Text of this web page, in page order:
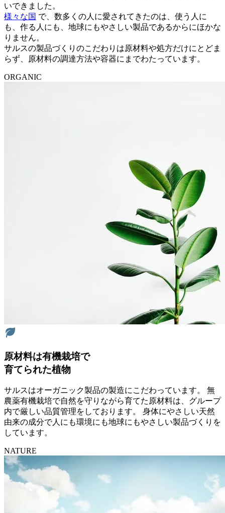
いできました。
様々な国 で、数多くの人に愛されてきたのは、使う人に
も、作る人にも、地球にもやさしい製品であるからにほかな
りません。
サルスの製品づくりのこだわりは原材料や処方だけにとどま
らず、原材料の調達方法や容器にまでわたっています。
ORGANIC
原材料は有機栽培で
育てられた植物
サルスはオーガニック製品の製造にこだわっています。 無
農薬有機栽培で自然を守りながら育てた原材料は、グループ
内で厳しい品質管理をしております。 身体にやさしい天然
由来の成分で人にも環境にも地球にもやさしい製品づくりを
しています。
NATURE